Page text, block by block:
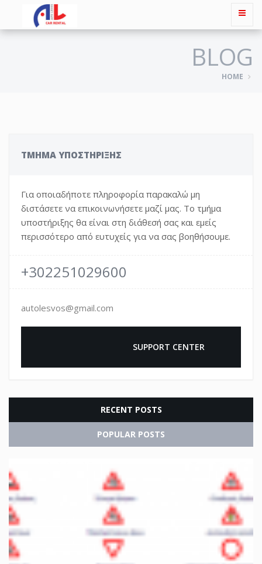
BLOG
HOME
ΤΜΗΜΑ ΥΠΟΣΤΗΡΙΞΗΣ
Για οποιαδήποτε πληροφορία παρακαλώ μη
διστάσετε να επικοινωνήσετε μαζί μας. Το τμήμα
υποστήριξης θα είναι στη διάθεσή σας και εμείς
περισσότερο από ευτυχείς για να σας βοηθήσουμε.
+302251029600
autolesvos@gmail.com
RECENT POSTS
POPULAR POSTS